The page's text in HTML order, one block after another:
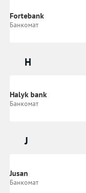
Fortebank
Банкомат
H
Halyk bank
Банкомат
J
Jusan
Банкомат